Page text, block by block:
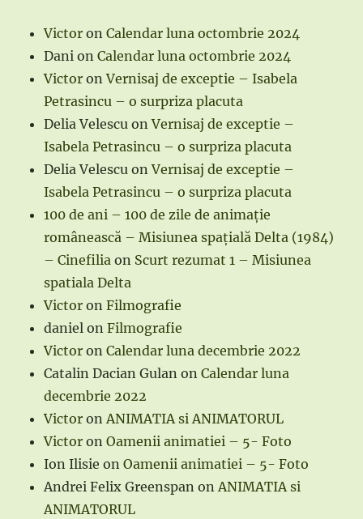
Victor onCalendar luna octombrie 2024
Dani onCalendar luna octombrie 2024
Victor onVernisaj de exceptie – Isabela
Petrasincu – o surpriza placuta
Delia Velescu onVernisaj de exceptie –
Isabela Petrasincu – o surpriza placuta
Delia Velescu onVernisaj de exceptie –
Isabela Petrasincu – o surpriza placuta
100 de ani – 100 de zile de animație
românească – Misiunea spațială Delta (1984)
– Cinefilia on Scurt rezumat 1 – Misiunea
spatiala Delta
Victor onFilmografie
daniel onFilmografie
Victor onCalendar luna decembrie 2022
Catalin Dacian Gulan onCalendar luna
decembrie 2022
Victor onANIMATIA si ANIMATORUL
Victor onOamenii animatiei – 5- Foto
Ion Ilisie onOamenii animatiei – 5- Foto
Andrei Felix Greenspan onANIMATIA si
ANIMATORUL